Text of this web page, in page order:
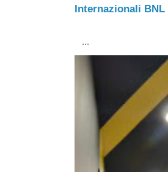
Internazionali BNL
...